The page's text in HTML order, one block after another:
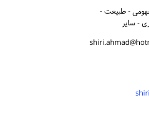
- طبیعت -
- سایر